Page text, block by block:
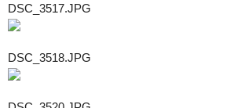
DSC_3517.JPG
DSC_3518.JPG